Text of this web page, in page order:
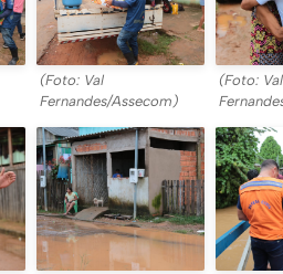
(Foto: Val
Fernandes/Assecom)
(Foto: Val